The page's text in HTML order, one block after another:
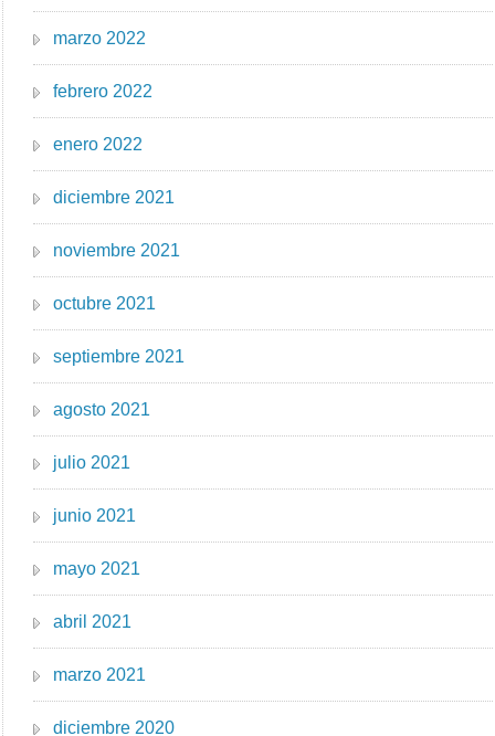
marzo 2022
febrero 2022
enero 2022
diciembre 2021
noviembre 2021
octubre 2021
septiembre 2021
agosto 2021
julio 2021
junio 2021
mayo 2021
abril 2021
marzo 2021
diciembre 2020